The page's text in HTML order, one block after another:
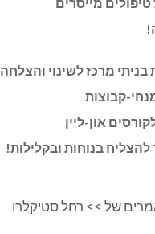
מרכז לשינוי והצלחה
קבוצות
און-ליין
בנוחות ובקלילות!
של >> רחל סטיקלרו